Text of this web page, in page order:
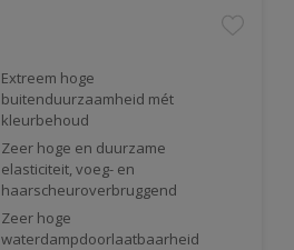
Extreem hoge
buitenduurzaamheid mét
kleurbehoud
Zeer hoge en duurzame
elasticiteit, voeg- en
haarscheuroverbruggend
Zeer hoge
waterdampdoorlaatbaarheid